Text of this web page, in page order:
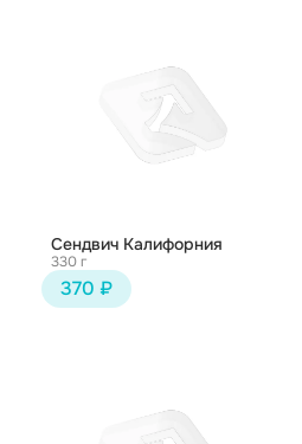
Сендвич Калифорния
330 г
370 ₽